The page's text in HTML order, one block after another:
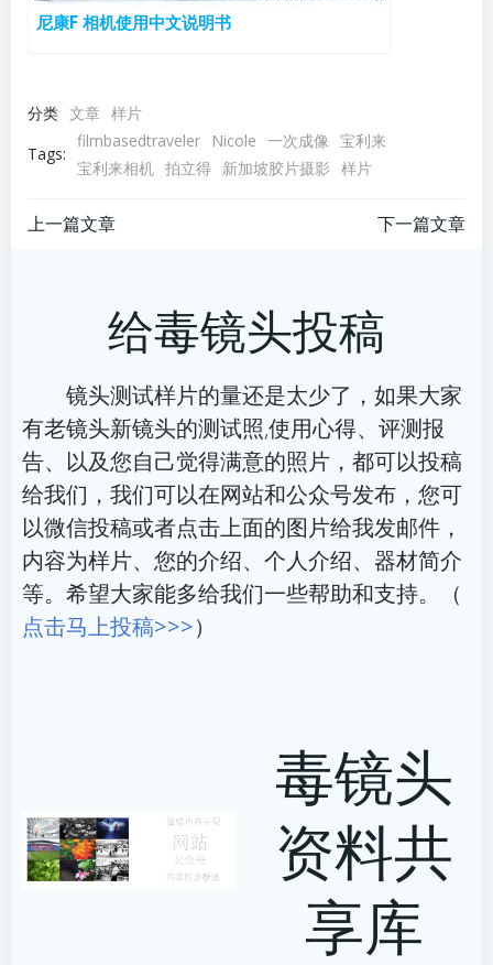
尼康F 相机使用中文说明书
分类 文章 样片
Tags:
filmbasedtraveler Nicole 一次成像 宝利来
宝利来相机 拍立得 新加坡胶片摄影 样片
文
航
上一篇文章
导
航
下一篇文章
给毒镜头投稿
镜头测试样片的量还是太少了，如果大家
有老镜头新镜头的测试照,使用心得、评测报
告、以及您自己觉得满意的照片，都可以投稿
给我们，我们可以在网站和公众号发布，您可
以微信投稿或者点击上面的图片给我发邮件，
内容为样片、您的介绍、个人介绍、器材简介
等。希望大家能多给我们一些帮助和支持。（
点击马上投稿>>>）
毒镜头
资料共
享库